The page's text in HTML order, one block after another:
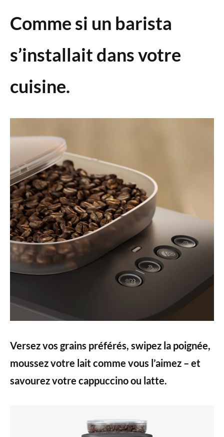
Comme si un barista
s’installait dans votre
cuisine.
Versez vos grains préférés, swipez la poignée,
moussez votre lait comme vous l’aimez – et
savourez votre cappuccino ou latte.